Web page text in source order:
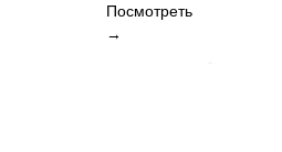
Посмотреть
→